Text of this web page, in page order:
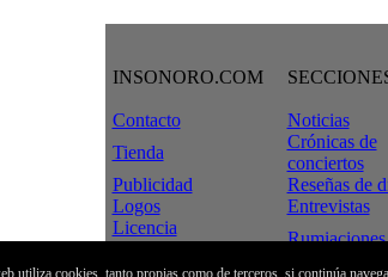
utiliza cookies, tanto propias como de terceros, si continúa
INSONORO.COM
Contacto Noticias
Tienda
Crónicas de
conciertos
Publicidad
Reseñas de
Logos
Entrevistas
Licencia
Rumiaciones
Aviso Legal
Tinta &